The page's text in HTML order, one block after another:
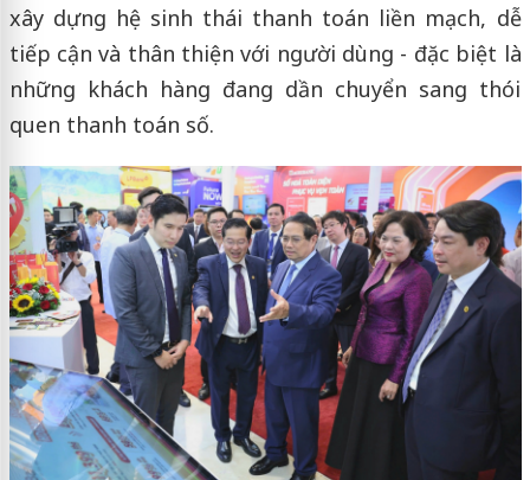
xây dựng hệ sinh thái thanh toán liền mạch, dễ
tiếp cận và thân thiện với người dùng - đặc biệt là
những khách hàng đang dần chuyển sang thói
quen thanh toán số.